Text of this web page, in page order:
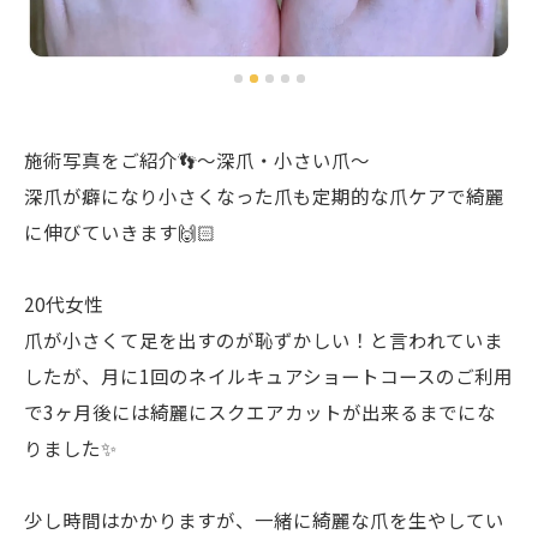
施術写真をご紹介👣〜深爪・小さい爪〜
深爪が癖になり小さくなった爪も定期的な爪ケアで綺麗
に伸びていきます🙌🏻
20代女性
爪が小さくて足を出すのが恥ずかしい！と言われていま
したが、月に1回のネイルキュアショートコースのご利用
で3ヶ月後には綺麗にスクエアカットが出来るまでにな
りました✨
少し時間はかかりますが、一緒に綺麗な爪を生やしてい